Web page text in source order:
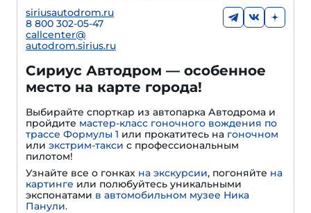
siriusautodrom.ru
8 800 302-05-47
callcenter@
autodrom.sirius.ru
Сириус Автодром — особенное
место на карте города!
Выбирайте спорткар из автопарка Автодрома и
пройдите мастер-класс гоночного вождения по
трассе Формулы 1 или прокатитесь на гоночном
или экстрим-такси с профессиональным
пилотом!
Узнайте все о гонках на экскурсии, погоняйте на
картинге или полюбуйтесь уникальными
экспонатами в автомобильном музее Ника
Панули.